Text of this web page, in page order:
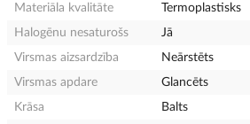
Materiāla kvalitāte
Termoplastisks
Halogēnu nesaturošs
Jā
Virsmas aizsardzība
Neārstēts
Virsmas apdare
Glancēts
Krāsa
Balts